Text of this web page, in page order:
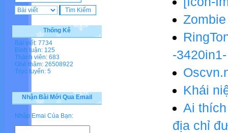
-3420in1-
Khái
Ai
địa chỉ
Thống Kê
Bài viết: 7734
Bình luận: 125
Thành viên: 683
Ghé thăm: 26508922
Trực tuyến: 5
Nhận Bài Mới Qua Email
Nhập Emai Của Bạn: